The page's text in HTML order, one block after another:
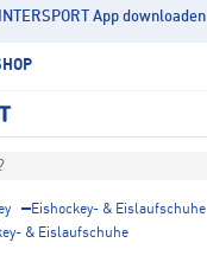
INTERSPORT App downloaden
Eishockey- & Eislaufschuhe
& Eislaufschuhe